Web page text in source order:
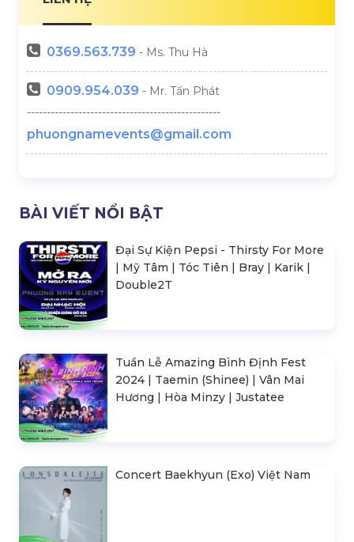
0369.563.739 - Ms. Thu Hà
0909.954.039 - Mr. Tấn Phát
-------------------------------------------------
phuongnamevents@gmail.com
BÀI VIẾT NỔI BẬT
Đại Sự Kiện Pepsi - Thirsty For More
| Mỹ Tâm | Tóc Tiên | Bray | Karik |
Double2T
Tuần Lễ Amazing Bình Định Fest
2024 | Taemin (Shinee) | Vân Mai
Hương | Hòa Minzy | Justatee
Concert Baekhyun (Exo) Việt Nam